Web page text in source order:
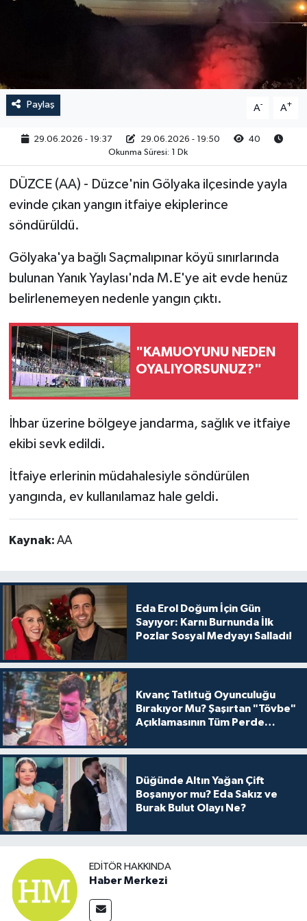
Paylaş A- A+
29.06.2026 - 19:37 29.06.2026 - 19:50
40
Okunma Süresi: 1 Dk
DÜZCE (AA) - Düzce'nin Gölyaka ilçesinde yayla
evinde çıkan yangın itfaiye ekiplerince
söndürüldü.
Gölyaka'ya bağlı Saçmalıpınar köyü sınırlarında
bulunan Yanık Yaylası'nda M.E'ye ait evde henüz
belirlenemeyen nedenle yangın çıktı.
"KAMUOYUNU NEDEN
OYALIYORSUNUZ?"
İhbar üzerine bölgeye jandarma, sağlık ve itfaiye
ekibi sevk edildi.
İtfaiye erlerinin müdahalesiyle söndürülen
yangında, ev kullanılamaz hale geldi.
Kaynak: AA
Eda Erol Doğum İçin Gün
Sayıyor: Karnı Burnunda İlk
Pozlar Sosyal Medyayı Salladı!
Kıvanç Tatlıtuğ Oyunculuğu
Bırakıyor Mu? Şaşırtan "Tövbe"
Açıklamasının Tüm Perde
Düğünde Altın Yağan Çift
Boşanıyor mu? Eda Sakız ve
Burak Bulut Olayı Ne?
EDITÖR HAKKINDA
Haber Merkezi